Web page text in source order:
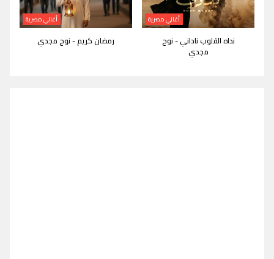
أغاني مصرية
نداه القلوب ناداني - نوح
مجدي
أغاني مصرية
رمضان كريم - نوح مجدي